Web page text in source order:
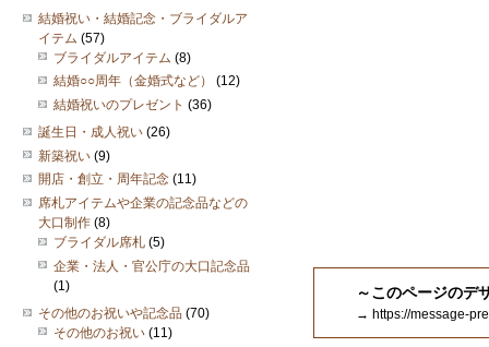
～このページのデ
→ https://message-
結婚祝い・結婚記念・ブライダルア
イテム (57)
ブライダルアイテム (8)
結婚○○周年（金婚式など）
(12)
結婚祝いのプレゼント (36)
誕生日・成人祝い (26)
新築祝い (9)
開店・創立・周年記念 (11)
席札アイテムや企業の記念品などの
大口制作 (8)
ブライダル席札 (5)
企業・法人・官公庁の大口記念品
(1)
その他のお祝いや記念品 (70)
その他のお祝い (11)